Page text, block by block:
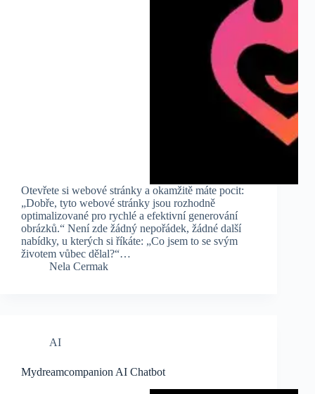
Otevřete si webové stránky a okamžitě máte pocit:
„Dobře, tyto webové stránky jsou rozhodně
optimalizované pro rychlé a efektivní generování
obrázků.“ Není zde žádný nepořádek, žádné další
nabídky, u kterých si říkáte: „Co jsem to se svým
životem vůbec dělal?“…
Nela Cermak
AI
Mydreamcompanion AI Chatbot